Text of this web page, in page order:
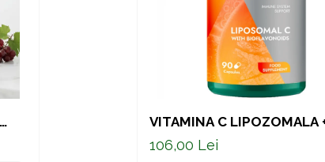
VITAMINA C LIPOZOMALA +
BIOFLAVONOIDE, 90CPS
106,00 Lei